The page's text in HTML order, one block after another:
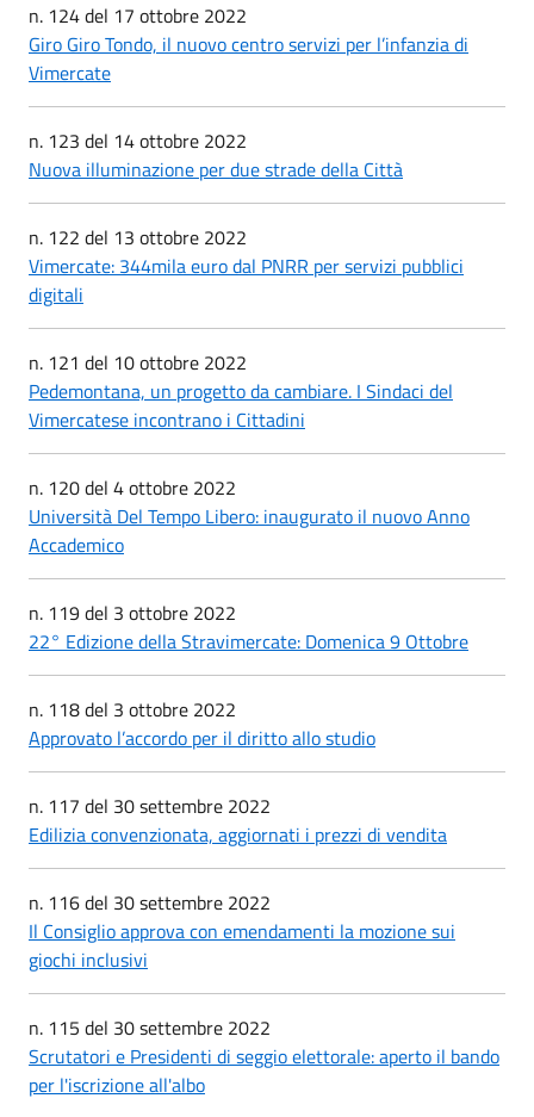
n. 124 del 17 ottobre 2022
Giro Giro Tondo, il nuovo centro servizi per l’infanzia di
Vimercate
n. 123 del 14 ottobre 2022
Nuova illuminazione per due strade della Città
n. 122 del 13 ottobre 2022
Vimercate: 344mila euro dal PNRR per servizi pubblici
digitali
n. 121 del 10 ottobre 2022
Pedemontana, un progetto da cambiare. I Sindaci del
Vimercatese incontrano i Cittadini
n. 120 del 4 ottobre 2022
Università Del Tempo Libero: inaugurato il nuovo Anno
Accademico
n. 119 del 3 ottobre 2022
22° Edizione della Stravimercate: Domenica 9 Ottobre
n. 118 del 3 ottobre 2022
Approvato l’accordo per il diritto allo studio
n. 117 del 30 settembre 2022
Edilizia convenzionata, aggiornati i prezzi di vendita
n. 116 del 30 settembre 2022
Il Consiglio approva con emendamenti la mozione sui
giochi inclusivi
n. 115 del 30 settembre 2022
Scrutatori e Presidenti di seggio elettorale: aperto il bando
per l'iscrizione all'albo